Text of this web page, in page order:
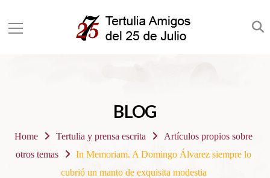
BLOG
Home Tertulia y prensa escrita
Artículos propios sobre
otros temas
In Memoriam. A Domingo Álvarez siempre lo
cubrió un manto de exquisita modestia